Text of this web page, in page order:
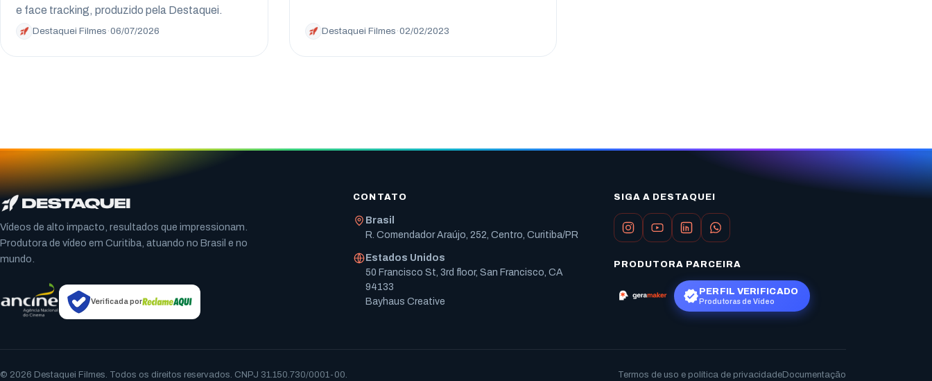
e face tracking, produzido pela Destaquei.
Destaquei Filmes ·06/07/2026 Destaquei Filmes ·02/02/2023
Vídeos de alto impacto, resultados que impressionam.
Produtora de vídeo em Curitiba, atuando no Brasil e no
mundo.
Verificada por
CONTATO
Brasil
R. Comendador Araújo, 252, Centro, Curitiba/PR
Estados Unidos
50 Francisco St, 3rd floor, San Francisco, CA
94133
Bayhaus Creative
SIGA A DESTAQUEI
PRODUTORA PARCEIRA
PERFIL VERIFICADO
Produtoras de Vídeo
© 2026 Destaquei Filmes. Todos os direitos reservados. CNPJ 31.150.730/0001-00. Termos de uso e política de privacidadeDocumentação